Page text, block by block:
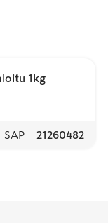
1kg
SAP 21260482